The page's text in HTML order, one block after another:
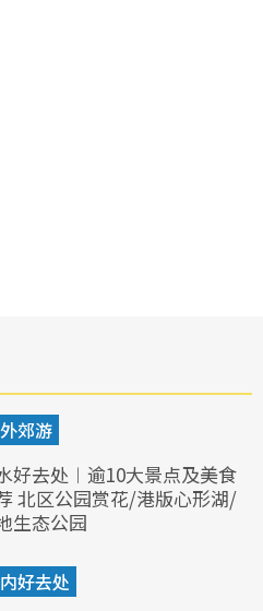
郊游
好去处︱逾10大景点及美食
北区公园赏花/港版心形湖/
生态公园
好去处